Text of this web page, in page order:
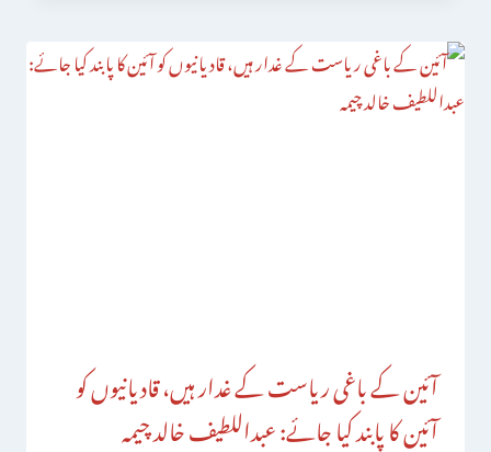
آئین کے باغی ریاست کے غدار ہیں، قادیانیوں کو
آئین کا پابند کیا جائے: عبداللطیف خالد چیمہ